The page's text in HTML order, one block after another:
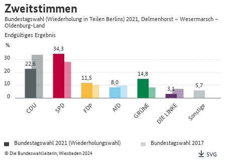
0
10
20
30
%
CDU SPD FDP AfD GRÜNE DIE LINKE Sonstige
22,6
34,3
11,5 8,0
14,8
3,1
5,7
© Die Bundeswahlleiterin, Wiesbaden 2024
Zweitstimmen
Bundestagswahl (Wiederholung in Teilen Berlins) 2021, Delmenhorst – Wesermarsch –
Oldenburg-Land
Endgültiges Ergebnis
Bundestagswahl 2021 (Wiederholungswahl)
Bundestagswahl 2017
SVG